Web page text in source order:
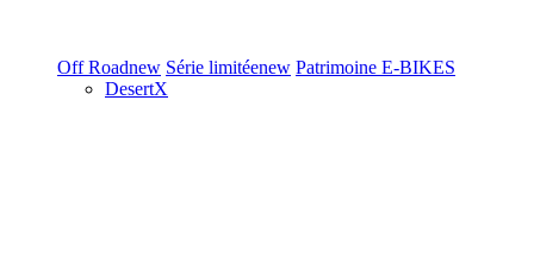
Off Roadnew Série limitéenew Patrimoine E-BIKES
DesertX